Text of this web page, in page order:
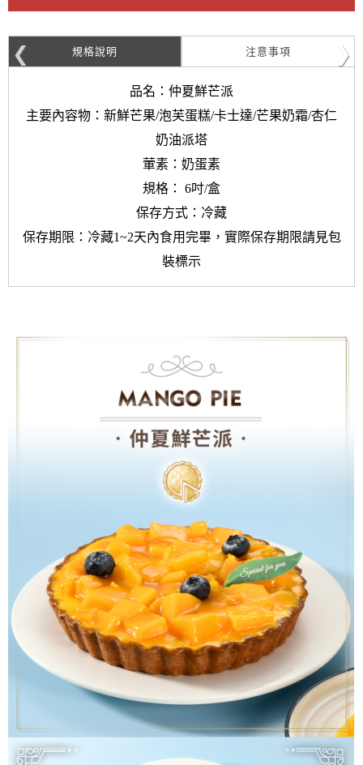
規格說明 注意事項
品名：仲夏鮮芒派
主要內容物：新鮮芒果/泡芙蛋糕/卡士達/芒果奶霜/杏仁
奶油派塔
葷素：奶蛋素
規格： 6吋/盒
保存方式：冷藏
保存期限：冷藏1~2天內食用完畢，實際保存期限請見包
裝標示